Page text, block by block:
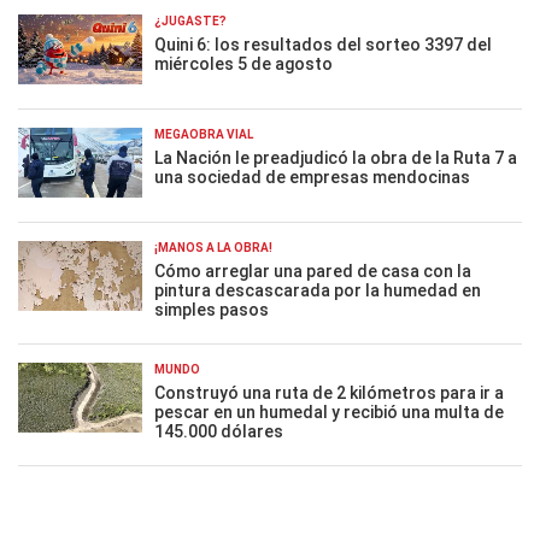
¿JUGASTE?
Quini 6: los resultados del sorteo 3397 del
miércoles 5 de agosto
MEGAOBRA VIAL
La Nación le preadjudicó la obra de la Ruta 7 a
una sociedad de empresas mendocinas
¡MANOS A LA OBRA!
Cómo arreglar una pared de casa con la
pintura descascarada por la humedad en
simples pasos
MUNDO
Construyó una ruta de 2 kilómetros para ir a
pescar en un humedal y recibió una multa de
145.000 dólares